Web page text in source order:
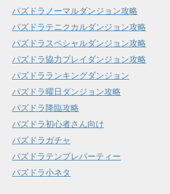
パズドラノーマルダンジョン攻略
パズドラテニクカルダンジョン攻略
パズドラスペシャルダンジョン攻略
パズドラ協力プレイダンジョン攻略
パズドラランキングダンジョン
パズドラ曜日ダンジョン攻略
パズドラ降臨攻略
パズドラ初心者さん向け
パズドラガチャ
パズドラテンプレパーティー
パズドラ小ネタ